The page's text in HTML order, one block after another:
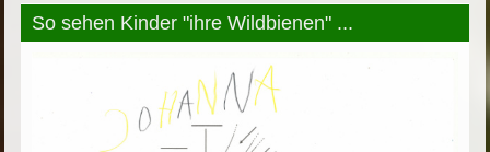
So sehen Kinder "ihre Wildbienen" ...